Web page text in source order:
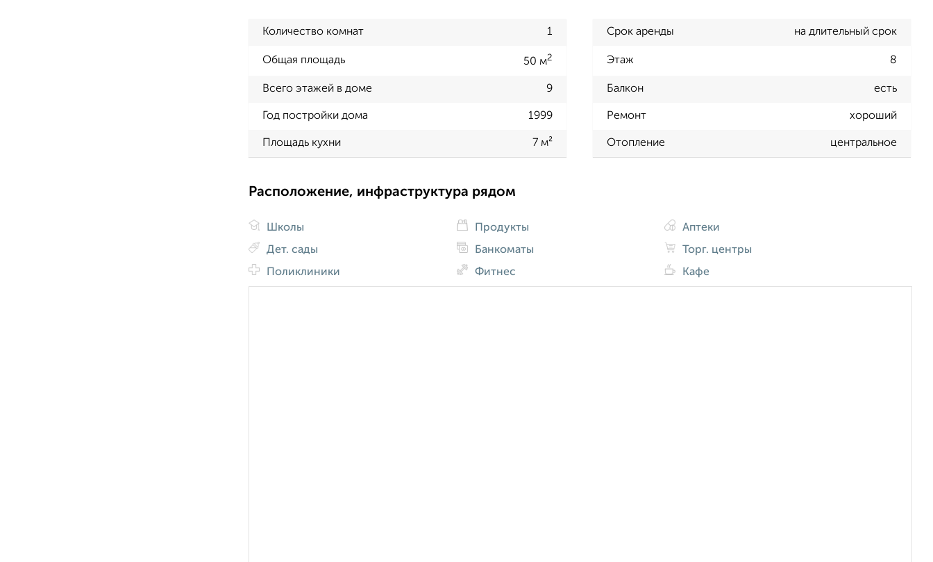
Количество комнат 1 Срок аренды на длительный срок
Общая площадь 50 м2 Этаж 8
Всего этажей в доме 9 Балкон есть
Год постройки дома 1999 Ремонт хороший
Площадь кухни 7 м² Отопление центральное
Расположение, инфраструктура рядом
Школы
Дет. сады
Поликлиники
Продукты
Банкоматы
Фитнес
Аптеки
Торг. центры
Кафе